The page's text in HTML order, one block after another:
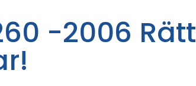
-2006 Rätt